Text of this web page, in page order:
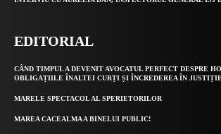
EDITORIAL
CÂND TIMPUL A DEVENIT AVOCATUL PERFECT DESPRE
OBLIGAȚIILE ÎNALTEI CURȚI ȘI ÎNCREDEREA ÎN
MARELE SPECTACOL AL SPERIETORILOR
MAREA CACEALMA A BINELUI PUBLIC!